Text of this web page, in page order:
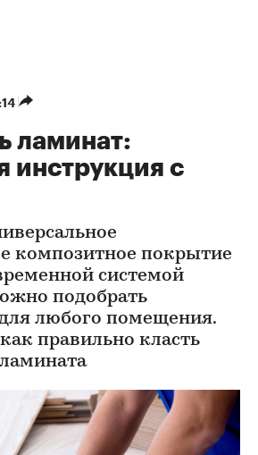
ламинат:
инструкция с
композитное покрытие
системой
подобрать
любого помещения.
правильно класть